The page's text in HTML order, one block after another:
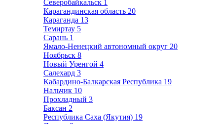
Северобайкальск 1
Карагандинская область 20
Караганда 13
Темиртау 5
Сарань 1
Ямало-Ненецкий автономный округ 20
Ноябрьск 8
Новый Уренгой 4
Салехард 3
Кабардино-Балкарская Республика 19
Нальчик 10
Прохладный 3
Баксан 2
Республика Саха (Якутия) 19